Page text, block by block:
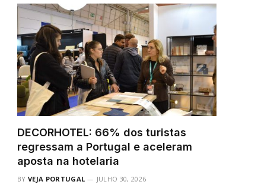
DECORHOTEL: 66% dos turistas
regressam a Portugal e aceleram
aposta na hotelaria
BY VEJA PORTUGAL JULHO 30, 2026